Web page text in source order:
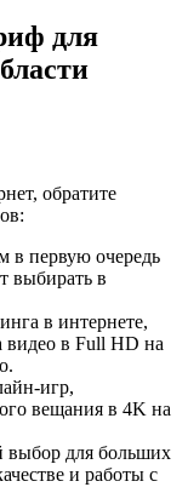
для
обратите
в первую очередь
выбирать в
в интернете,
видео в Full HD на
игр,
вещания в 4K на
выбор для больших
и работы с